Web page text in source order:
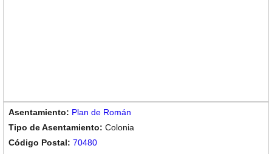
Plan de Román
Colonia
70480